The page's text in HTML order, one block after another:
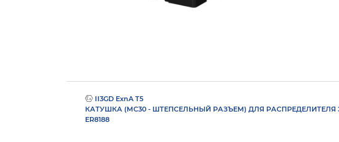
II3GD ExnA T5
КАТУШКА (MC30 - ШТЕПСЕЛЬНЫЙ РАЗЪЕМ) ДЛЯ
ER8188